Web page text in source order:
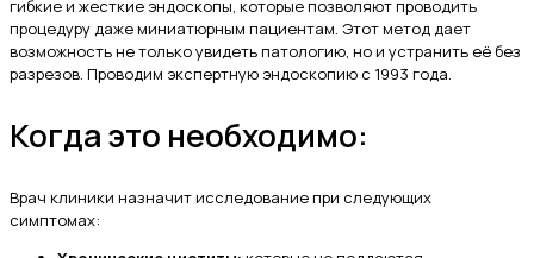
гибкие и жесткие эндоскопы, которые позволяют проводить
процедуру даже миниатюрным пациентам. Этот метод дает
возможность не только увидеть патологию, но и устранить её без
разрезов. Проводим экспертную эндоскопию с 1993 года.
Когда это необходимо:
Врач клиники назначит исследование при следующих
симптомах: